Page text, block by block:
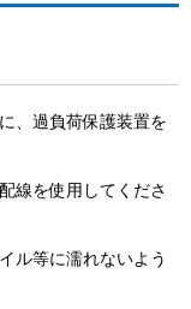
、過負荷保護装置を
線を使用してくださ
ル等に濡れないよう